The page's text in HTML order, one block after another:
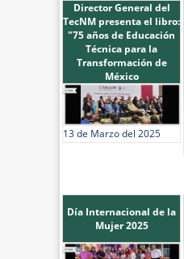
Director General del
TecNM presenta el libro:
"75 años de Educación
Técnica para la
Transformación de
México
13 de Marzo del 2025
Día Internacional de la
Mujer 2025